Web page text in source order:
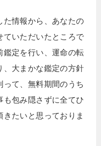
た情報から、あなたの
ていただいたところで
鑑定を行い、運命の転
、大まかな鑑定の方針
って、無料期間のうち
も包み隠さずに全てひ
たいと思っておりま